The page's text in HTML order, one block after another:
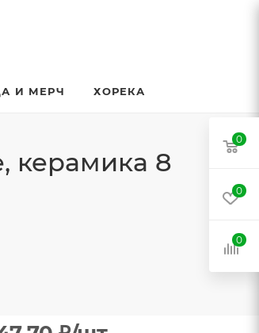
И МЕРЧ ХОРЕКА
керамика 8
0
0
0